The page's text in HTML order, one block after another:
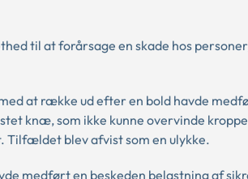
til at forårsage en skade hos
at række ud efter en bold havde
knæ, som ikke kunne overvinde
blev afvist som en ulykke.
medført en beskeden belastning af